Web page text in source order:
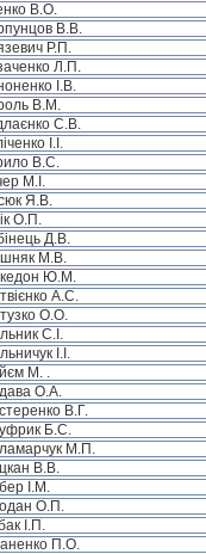
В.О.
В.В.
Р.П.
Л.П.
І.В.
В.М.
С.В.
І.І.
В.С.
М.І.
Я.В.
О.П.
Д.В.
М.В.
Ю.М.
А.С.
О.О.
С.І.
І.І.
М. .
О.А.
В.Г.
Б.С.
М.П.
В.В.
І.М.
О.П.
І.П.
П.О.